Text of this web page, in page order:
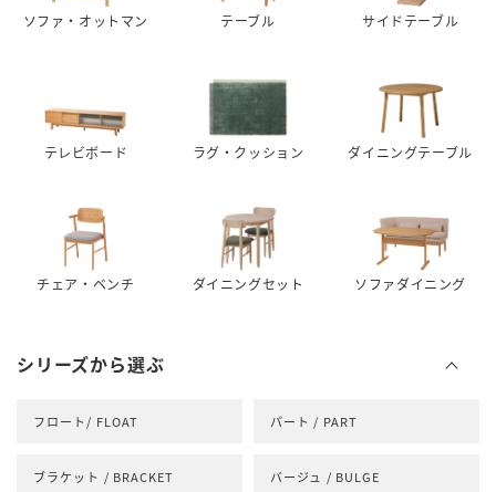
ソファ・オットマン テーブル サイドテーブル
テレビボード ラグ・クッション ダイニングテーブル
チェア・ベンチ ダイニングセット ソファダイニング
シリーズから選ぶ
フロート/ FLOAT パート / PART
ブラケット / BRACKET バージュ / BULGE